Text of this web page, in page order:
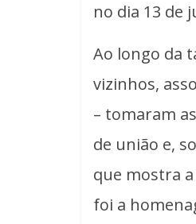
no dia 13 de
Ao longo da
vizinhos,
– tomaram
de união e,
que mostra
foi a